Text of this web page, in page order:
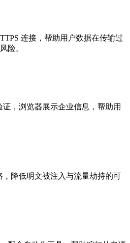
连接，帮助用户数据在传输过
险。
，浏览器展示企业信息，帮助用
，降低明文被注入与流量劫持的可